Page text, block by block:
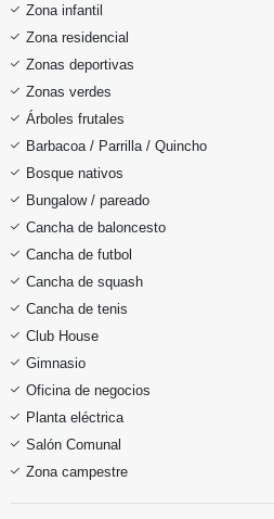
Zona infantil
Zona residencial
Zonas deportivas
Zonas verdes
Árboles frutales
Barbacoa / Parrilla / Quincho
Bosque nativos
Bungalow / pareado
Cancha de baloncesto
Cancha de futbol
Cancha de squash
Cancha de tenis
Club House
Gimnasio
Oficina de negocios
Planta eléctrica
Salón Comunal
Zona campestre